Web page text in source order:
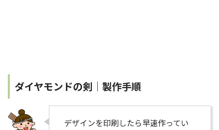
ダイヤモンドの剣｜製作手順
デザインを印刷したら早速作ってい